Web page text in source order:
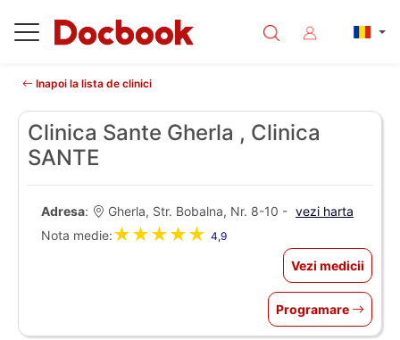
Inapoi la lista de clinici
Clinica Sante Gherla , Clinica
SANTE
Adresa: Gherla, Str. Bobalna, Nr. 8-10 - vezi harta
Nota medie:★★★★★ 4,9
Vezi medicii
Programare